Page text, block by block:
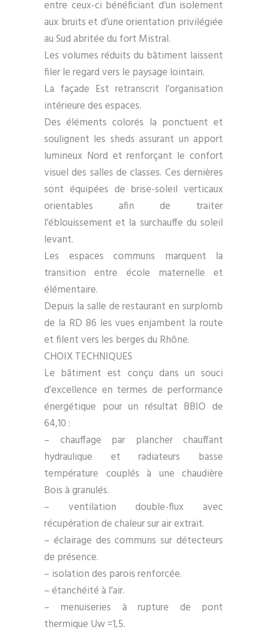
entre ceux-ci bénéficiant d’un isolement
aux bruits et d’une orientation privilégiée
au Sud abritée du fort Mistral.
Les volumes réduits du bâtiment laissent
filer le regard vers le paysage lointain.
La façade Est retranscrit l’organisation
intérieure des espaces.
Des éléments colorés la ponctuent et
soulignent les sheds assurant un apport
lumineux Nord et renforçant le confort
visuel des salles de classes. Ces dernières
sont équipées de brise-soleil verticaux
orientables afin de traiter
l’éblouissement et la surchauffe du soleil
levant.
Les espaces communs marquent la
transition entre école maternelle et
élémentaire.
Depuis la salle de restaurant en surplomb
de la RD 86 les vues enjambent la route
et filent vers les berges du Rhône.
CHOIX TECHNIQUES
Le bâtiment est conçu dans un souci
d’excellence en termes de performance
énergétique pour un résultat BBIO de
64,10 :
– chauffage par plancher chauffant
hydraulique et radiateurs basse
température couplés à une chaudière
Bois à granulés.
– ventilation double-flux avec
récupération de chaleur sur air extrait.
– éclairage des communs sur détecteurs
de présence.
– isolation des parois renforcée.
– étanchéité à l’air.
– menuiseries à rupture de pont
thermique Uw =1,5.